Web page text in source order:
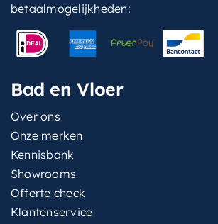
betaalmogelijkheden:
Bad en Vloer
Over ons
Onze merken
Kennisbank
Showrooms
Offerte check
Klantenservice